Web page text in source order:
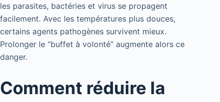
les parasites, bactéries et virus se propagent
facilement. Avec les températures plus douces,
certains agents pathogènes survivent mieux.
Prolonger le “buffet à volonté” augmente alors ce
danger.
Comment réduire la